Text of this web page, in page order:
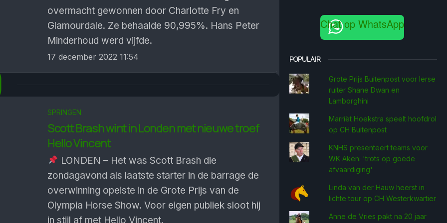
over­macht gewonnen door Charlotte Fry en
Glamour­dale. Ze behaalde 90,995%. Hans Peter
Minder­houd werd vijfde.
17 december 2022 11:54
SPRINGEN
Scott Brash wint in Londen met nieuwe troef
Hello Vincent
LONDEN – Het was Scott Brash die
zondagavond als laatste starter in de barrage de
overwinning opeiste in de Grote Prijs van de
Olympia Horse Show. Voor eigen publiek sloot hij
in stijl af met Hello Vincent.
Chat op WhatsApp
POPULAIR
Grote Prijs Buitenpost voor Ierse
ruiter Shane Dwan en
Lamborghini
Marriët Hoekstra speelt hoofdrol
op CH Buitenpost
KNHS presenteert teams voor
WK Aken: 'trots op goede
afvaardiging'
Linda van der Hauw heerst in
lichte tour op CH Westerkwartier
Anne de Vries pakt na 20 jaar